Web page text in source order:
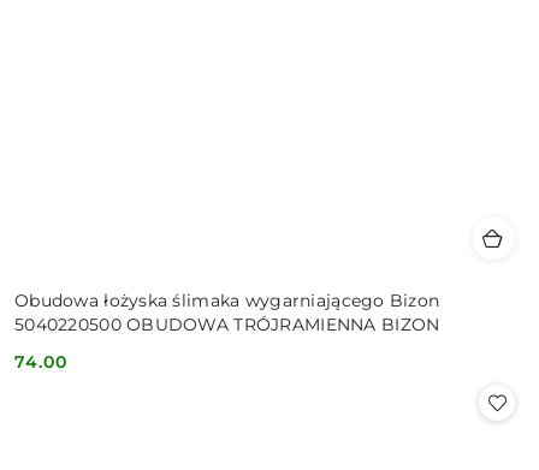
Obudowa łożyska ślimaka wygarniającego Bizon
5040220500 OBUDOWA TRÓJRAMIENNA BIZON
Cena:
74.00